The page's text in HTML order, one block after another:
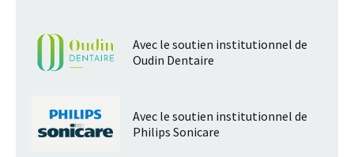
Avec le soutien institutionnel de
Oudin Dentaire
Avec le soutien institutionnel de
Philips Sonicare